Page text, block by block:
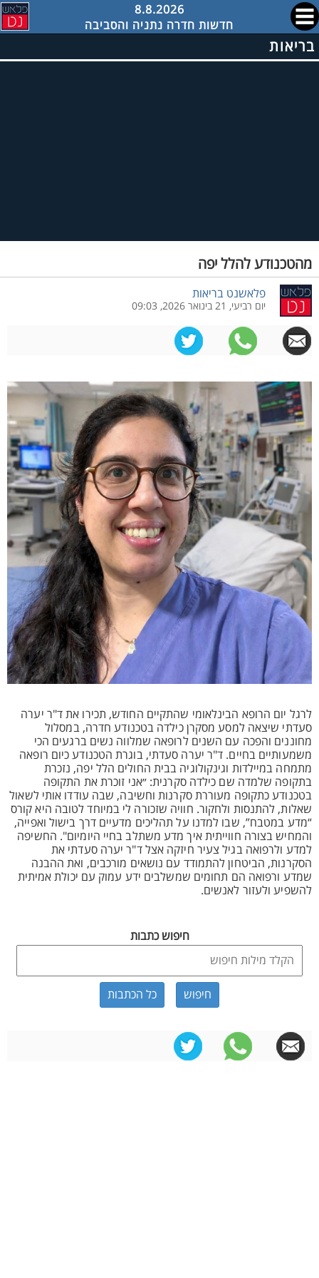
8.8.2026
חדשות חדרה נתניה והסביבה
בריאות
מהטכנודע להלל יפה
פלאשנט בריאות
יום רביעי, 21 בינואר 2026, 09:03
לרגל יום הרופא הבינלאומי שהתקיים החודש, תכירו את ד"ר יערה
סעדתי שיצאה למסע מסקרן כילדה בטכנודע חדרה, במסלול
מחוננים והפכה עם השנים לרופאה שמלווה נשים ברגעים הכי
משמעותיים בחיים. ד"ר יערה סעדתי, בוגרת הטכנודע כיום רופאה
מתמחה במיילדות וגינקולוגיה בבית החולים הלל יפה, נזכרת
בתקופה שלמדה שם כילדה סקרנית: ״אני זוכרת את התקופה
בטכנודע כתקופה מעוררת סקרנות וחשיבה, שבה עודדו אותי לשאול
שאלות, להתנסות ולחקור. חוויה שזכורה לי במיוחד לטובה היא קורס
“מדע במטבח”, שבו למדנו על תהליכים מדעיים דרך בישול ואפייה,
והמחיש בצורה חווייתית איך מדע משתלב בחיי היומיום". החשיפה
למדע ולרפואה בגיל צעיר חיזקה אצל ד"ר יערה סעדתי את
הסקרנות, הביטחון להתמודד עם נושאים מורכבים, ואת ההבנה
שמדע ורפואה הם תחומים שמשלבים ידע עמוק עם יכולת אמיתית
להשפיע ולעזור לאנשים.
חיפוש כתבות
כל הכתבות